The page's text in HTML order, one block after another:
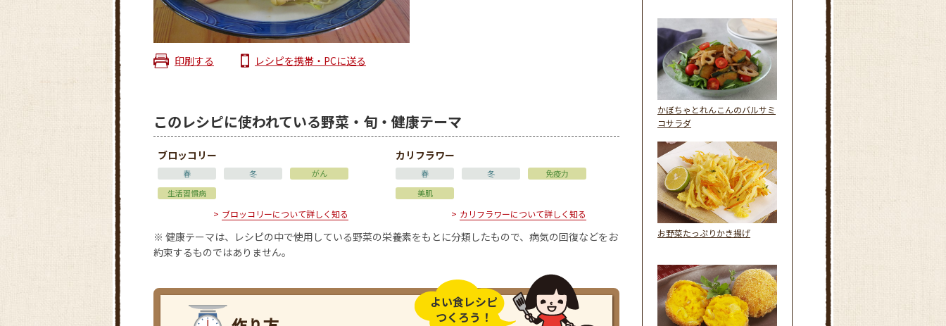
印刷する レシピを携帯・PCに送る
このレシピに使われている野菜・旬・健康テーマ
ブロッコリー
春 冬
がん
生活習慣病
ブロッコリーについて詳しく知る
カリフラワー
春 冬
免疫力
美肌
カリフラワーについて詳しく知る
※ 健康テーマは、レシピの中で使用している野菜の栄養素をもとに分類したもので、病気の回復などをお
約束するものではありません。
よい食レシピ
つくろう！
かぼちゃとれんこんのバルサミ
コサラダ
お野菜たっぷりかき揚げ